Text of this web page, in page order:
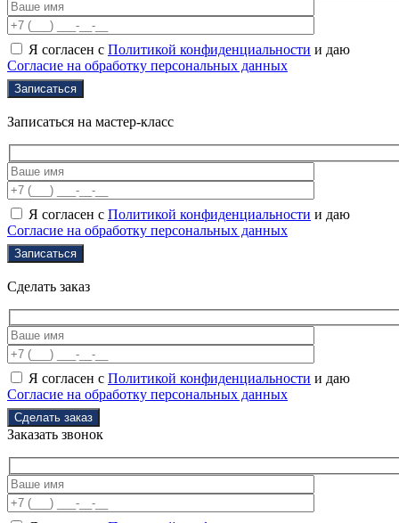
Я согласен с Политикой конфиденциальности и даю
Согласие на обработку персональных данных
Записаться на мастер-класс
Я согласен с Политикой конфиденциальности и даю
Согласие на обработку персональных данных
Сделать заказ
Я согласен с Политикой конфиденциальности и даю
Согласие на обработку персональных данных
Заказать звонок